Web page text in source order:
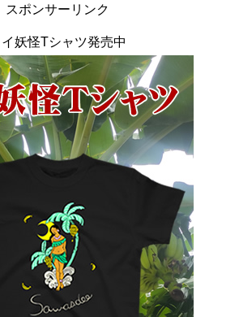
スポンサーリンク
イ妖怪Tシャツ発売中